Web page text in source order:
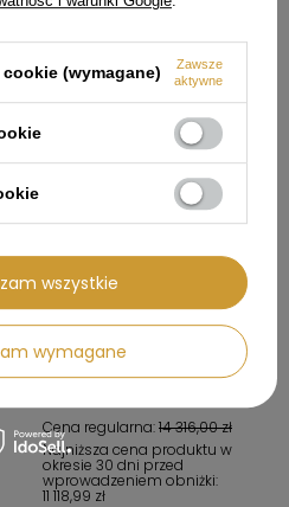
wprowadzeniem obniżki:
W PROMOCJI
Ekspres do kawy do zabudowy
SMEG Linea NG CMS4104G
Cena regularna:14 316,00 zł
11 452,99 zł
Najniższa cena produktu w
okresie 30 dni przed
wprowadzeniem obniżki:
11 118,99 zł
(wymagane)
Zawsze
aktywne
wymagane
wszystkie